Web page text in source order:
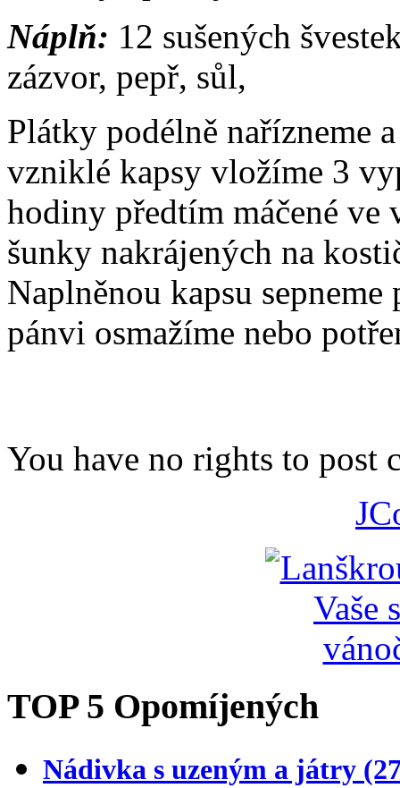
Náplň: 12 sušených
zázvor, pepř, sůl,
Plátky podélně nařízneme
vzniklé kapsy vložíme 3
hodiny předtím máčené ve
šunky nakrájených na
Naplněnou kapsu
pánvi osmažíme nebo
You have no rights to post
TOP 5 Opomíjených
Nádivka s uzeným a játry